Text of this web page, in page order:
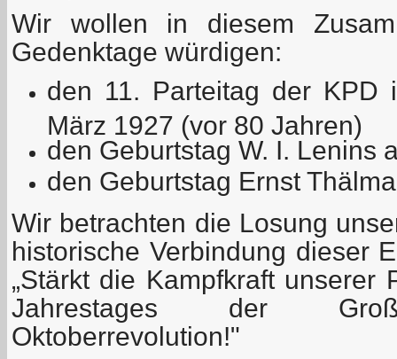
Wir wollen in diesem
Gedenktage würdigen:
den 11. Parteitag der
März 1927 (vor 80 Jahren)
den Geburtstag W. I. Lenins
den Geburtstag Ernst
Wir betrachten die Losung
historische Verbindung dieser
„Stärkt die Kampfkraft unserer
Jahrestages der
Oktoberrevolution!"